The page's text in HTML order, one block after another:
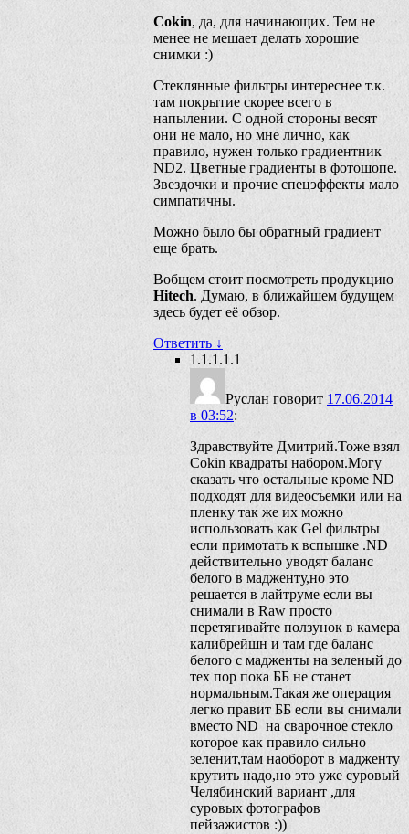
Cokin, да, для начинающих. Тем не
менее не мешает делать хорошие
снимки :)
Стеклянные фильтры интереснее т.к.
там покрытие скорее всего в
напылении. С одной стороны весят
они не мало, но мне лично, как
правило, нужен только градиентник
ND2. Цветные градиенты в фотошопе.
Звездочки и прочие спецэффекты мало
симпатичны.
Можно было бы обратный градиент
еще брать.
Вобщем стоит посмотреть продукцию
Hitech. Думаю, в ближайшем будущем
здесь будет её обзор.
Ответить ↓
1.1.1.1.1
Руслан говорит 17.06.2014
в 03:52:
Здравствуйте Дмитрий.Тоже взял
Cokin квадраты набором.Могу
сказать что остальные кроме ND
подходят для видеосъемки или на
пленку так же их можно
использовать как Gel фильтры
если примотать к вспышке .ND
действительно уводят баланс
белого в мадженту,но это
решается в лайтруме если вы
снимали в Raw просто
перетягивайте ползунок в камера
калибрейшн и там где баланс
белого с мадженты на зеленый до
тех пор пока ББ не станет
нормальным.Такая же операция
легко правит ББ если вы снимали
вместо ND на сварочное стекло
которое как правило сильно
зеленит,там наоборот в мадженту
крутить надо,но это уже суровый
Челябинский вариант ,для
суровых фотографов
пейзажистов :))